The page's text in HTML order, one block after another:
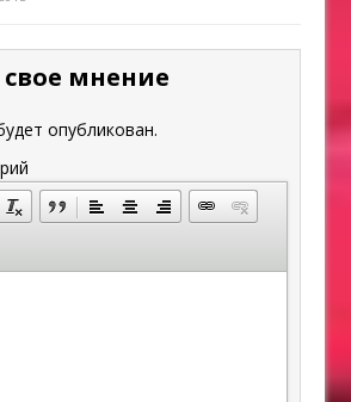
мнение
опубликован.